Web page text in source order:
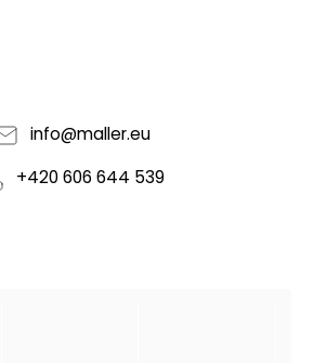
info@maller.eu
+420 606 644 539